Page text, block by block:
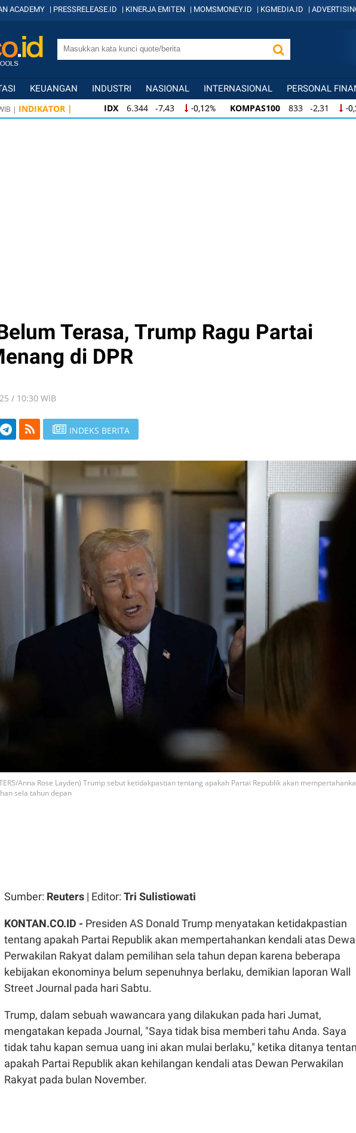
ACADEMY | PRESSRELEASE.ID | KINERJA EMITEN | MOMSMONEY.ID | KGMEDIA.ID |
KEUANGAN INDUSTRI NASIONAL INTERNASIONAL PERSONAL
| INDIKATOR | IDX 6.344 -7,43 -0,12% KOMPAS100 833 -2,31 -
IDX 6.344 -7,43 -0,12% KOMPAS100 833 -2,31 -
Terasa, Trump Ragu Partai
di DPR
/ 10:30 WIB
INDEKS BERITA
Anna Rose Layden) Trump sebut ketidakpastian tentang apakah Partai Republik akan
sela tahun depan
Sumber: Reuters | Editor: Tri Sulistiowati
KONTAN.CO.ID - Presiden AS Donald Trump menyatakan ketidakpastian
tentang apakah Partai Republik akan mempertahankan kendali atas
Perwakilan Rakyat dalam pemilihan sela tahun depan karena beberapa
kebijakan ekonominya belum sepenuhnya berlaku, demikian laporan Wall
Street Journal pada hari Sabtu.
Trump, dalam sebuah wawancara yang dilakukan pada hari Jumat,
mengatakan kepada Journal, "Saya tidak bisa memberi tahu Anda. Saya
tidak tahu kapan semua uang ini akan mulai berlaku," ketika ditanya
apakah Partai Republik akan kehilangan kendali atas Dewan Perwakilan
Rakyat pada bulan November.